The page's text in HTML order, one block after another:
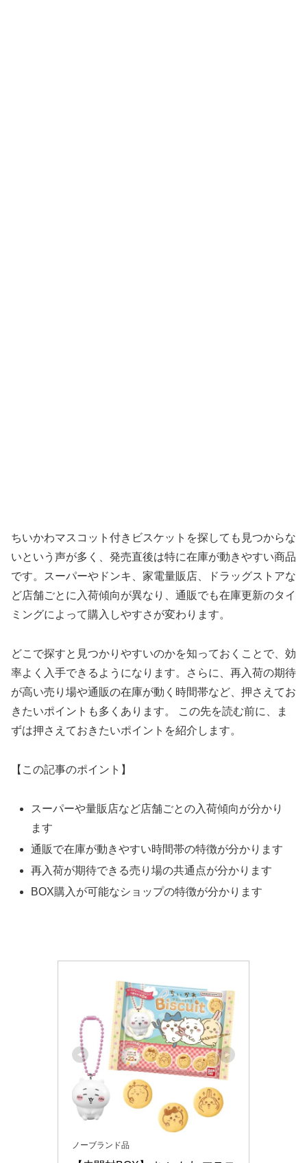
ちいかわマスコット付きビスケットを探しても見つからな
いという声が多く、発売直後は特に在庫が動きやすい商品
です。スーパーやドンキ、家電量販店、ドラッグストアな
ど店舗ごとに入荷傾向が異なり、通販でも在庫更新のタイ
ミングによって購入しやすさが変わります。
どこで探すと見つかりやすいのかを知っておくことで、効
率よく入手できるようになります。さらに、再入荷の期待
が高い売り場や通販の在庫が動く時間帯など、押さえてお
きたいポイントも多くあります。 この先を読む前に、ま
ずは押さえておきたいポイントを紹介します。
【この記事のポイント】
スーパーや量販店など店舗ごとの入荷傾向が分かり
ます
通販で在庫が動きやすい時間帯の特徴が分かります
再入荷が期待できる売り場の共通点が分かります
BOX購入が可能なショップの特徴が分かります
ノーブランド品